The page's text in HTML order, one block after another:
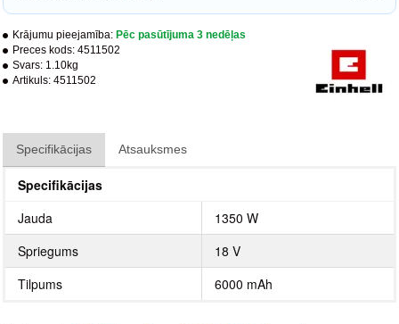
Krājumu pieejamība: Pēc pasūtījuma 3 nedēļas
Preces kods: 4511502
Svars: 1.10kg
Artikuls: 4511502
Specifikācijas Atsauksmes
Specifikācijas
Jauda
1350 W
Spriegums
18 V
Tilpums
6000 mAh